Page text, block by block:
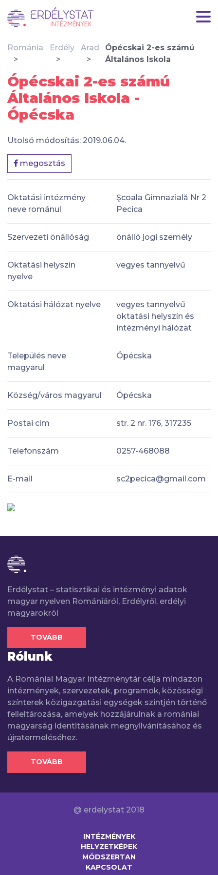
Románia Erdély Arad
Ópécskai 2-es számú
Általános Iskola
Ópécskai 2-es számú
Általános Iskola -
Ópécska
Utolsó módosítás: 2019.06.04.
megosztás
Oktatási intézmény
neve románul
Şcoala Gimnazială Nr 2
Pecica
Szervezeti önállóság önálló jogi személy
Oktatási helyszín
nyelve
vegyes tannyelvű
Oktatási hálózat nyelve
vegyes tannyelvű
oktatási helyszín és
intézményi hálózat
Település neve
magyarul
Ópécska
Község/város magyarul Ópécska
Postai cím str. 2 nr. 176, 317235
Telefonszám 0257-468088
E-mail sc2pecica@gmail.com
Erdélystat – statisztikai és intézményi adatok
magyar nyelven Romániáról, Erdélyről, erdélyi
magyarokról
TOVÁBB
Rólunk
A Romániai Magyar Intézménytár célja mindazon
intézmények, szervezetek, programok, közösségi
színterek közigazgatási egységek szintjén történő
felleltározása, amelyek hozzájárulnak a romániai
magyarság identitásának megnyilvánításához és
újratermeléséhez.
TOVÁBB
@ erdelystat 2018
INTÉZMÉNYEK
HELYZETKÉPEK
MÓDSZERTAN
KAPCSOLAT